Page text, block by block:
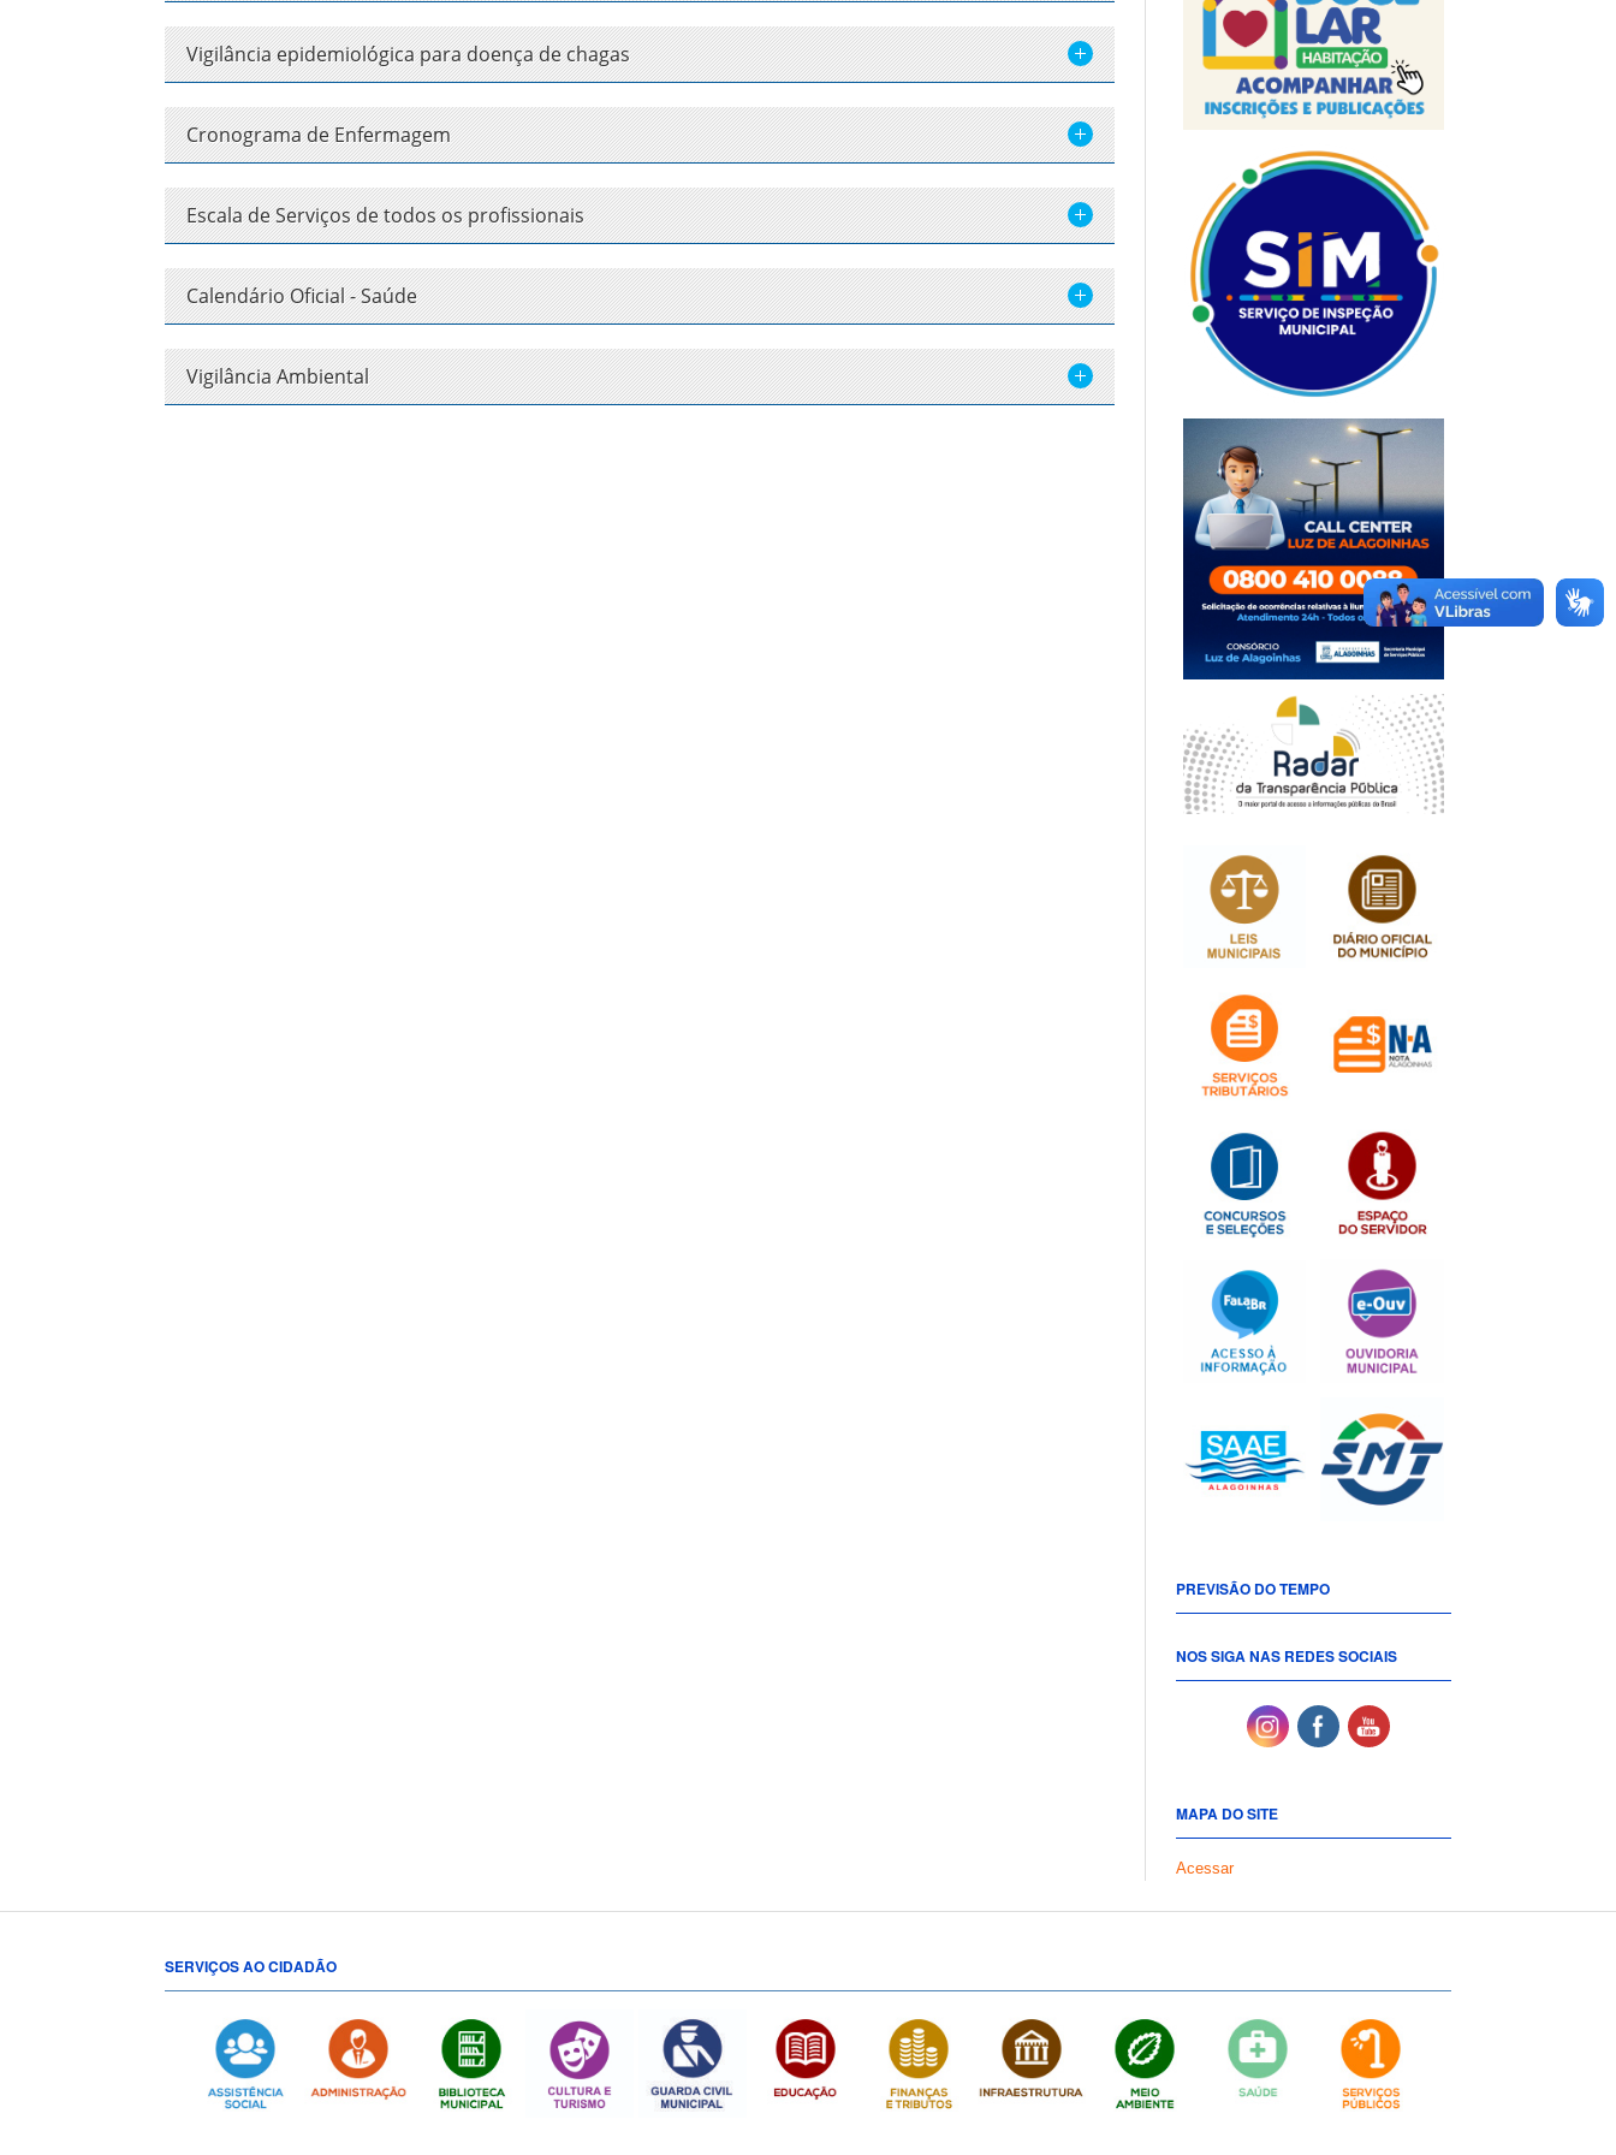
Vigilância epidemiológica para doença de chagas
Cronograma de Enfermagem
Escala de Serviços de todos os profissionais
Calendário Oficial - Saúde
Vigilância Ambiental
PREVISÃO DO TEMPO
NOS SIGA NAS REDES SOCIAIS
MAPA DO SITE
Acessar
SERVIÇOS AO CIDADÃO